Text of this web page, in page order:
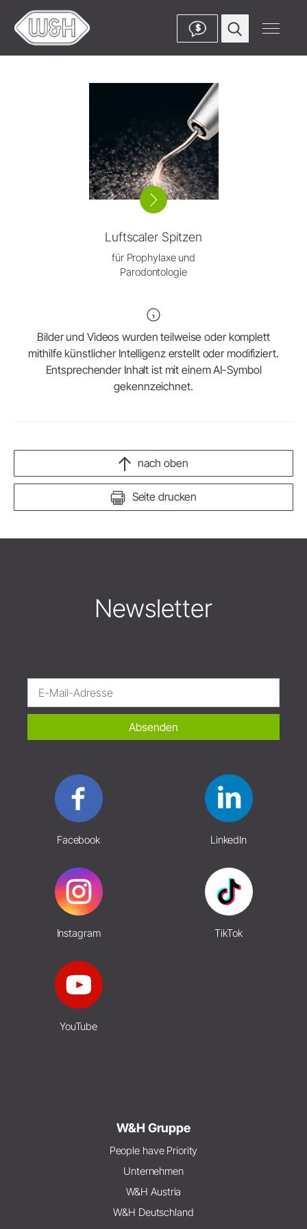
$
Luftscaler Spitzen
für Prophylaxe und
Parodontologie
Bilder und Videos wurden teilweise oder komplett
mithilfe künstlicher Intelligenz erstellt oder modifiziert.
Entsprechender Inhalt ist mit einem AI-Symbol
gekennzeichnet.
Seite drucken
nach oben
Newsletter
Absenden
Facebook LinkedIn
Instagram TikTok
YouTube
W&H Gruppe
People have Priority
Unternehmen
W&H Austria
W&H Deutschland